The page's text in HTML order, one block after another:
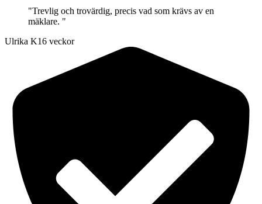
"Trevlig och trovärdig, precis vad som krävs av en
mäklare. "
Ulrika K16 veckor